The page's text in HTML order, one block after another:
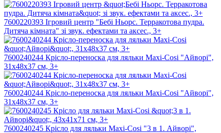
7600220393 Ігровий центр "Бебi Ньорс. Терракотова пудра.
Дитяча кімната" зі звук. ефектами та аксес., 3+
7600240244 Крісло-переноска для ляльки Maxi-Cosi "Айворі",
31x48x37 см, 3+
7600240244 Крісло-переноска для ляльки Maxi-Cosi "Айворі",
31x48x37 см, 3+
7600240245 Крісло для ляльки Maxi-Cosi "3 в 1. Айворі",